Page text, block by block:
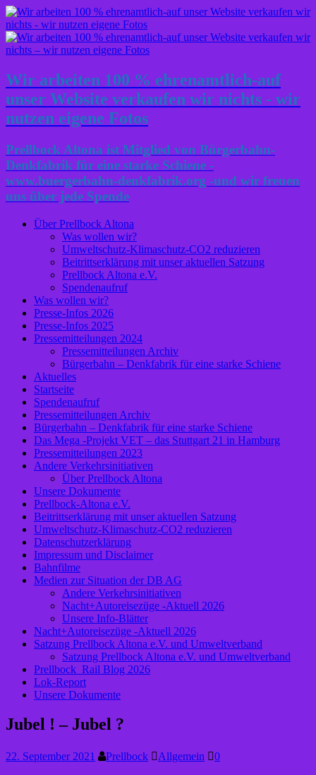
Wir arbeiten 100 % ehrenamtlich-auf
unser Website verkaufen wir nichts - wir
nutzen eigene Fotos
Prellbock Altona ist Mitglied von Bürgerbahn-
Denkfabrik für eine starke Schiene -
www.buergerbahn-denkfabrik.org -und wir freuen
uns über jede Spende
Über Prellbock Altona
Was wollen wir?
Umweltschutz-Klimaschutz-CO2 reduzieren
Beitrittserklärung mit unser aktuellen Satzung
Prellbock Altona e.V.
Spendenaufruf
Was wollen wir?
Presse-Infos 2026
Presse-Infos 2025
Pressemitteilungen 2024
Pressemitteilungen Archiv
Bürgerbahn – Denkfabrik für eine starke Schiene
Aktuelles
Startseite
Spendenaufruf
Pressemitteilungen Archiv
Bürgerbahn – Denkfabrik für eine starke Schiene
Das Mega -Projekt VET – das Stuttgart 21 in Hamburg
Pressemitteilungen 2023
Andere Verkehrsinitiativen
Über Prellbock Altona
Unsere Dokumente
Prellbock-Altona e.V.
Beitrittserklärung mit unser aktuellen Satzung
Umweltschutz-Klimaschutz-CO2 reduzieren
Datenschutzerklärung
Impressum und Disclaimer
Bahnfilme
Medien zur Situation der DB AG
Andere Verkehrsinitiativen
Nacht+Autoreisezüge -Aktuell 2026
Unsere Info-Blätter
Nacht+Autoreisezüge -Aktuell 2026
Satzung Prellbock Altona e.V. und Umweltverband
Satzung Prellbock Altona e.V. und Umweltverband
Prellbock_Rail Blog 2026
Lok-Report
Unsere Dokumente
Jubel ! – Jubel ?
22. September 2021 Prellbock Allgemein 0